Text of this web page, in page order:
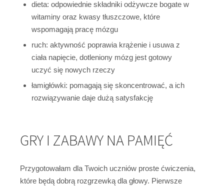
dieta: odpowiednie składniki odżywcze bogate w
witaminy oraz kwasy tłuszczowe, które
wspomagają pracę mózgu
ruch: aktywność poprawia krążenie i usuwa z
ciała napięcie, dotleniony mózg jest gotowy
uczyć się nowych rzeczy
łamigłówki: pomagają się skoncentrować, a ich
rozwiązywanie daje dużą satysfakcję
GRY I ZABAWY NA PAMIĘĆ
Przygotowałam dla Twoich uczniów proste ćwiczenia,
które będą dobrą rozgrzewką dla głowy. Pierwsze